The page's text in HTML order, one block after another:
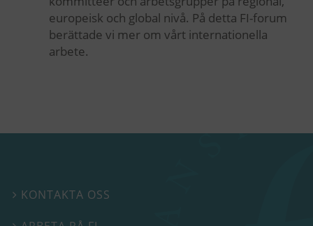
europeisk och global nivå. På detta FI-forum
berättade vi mer om vårt internationella
arbete.
 KONTAKTA OSS